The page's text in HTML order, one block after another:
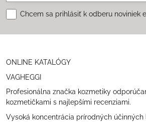
Chcem sa prihlásiť k odberu noviniek
ONLINE KATALÓGY
VAGHEGGI
Profesionálna značka kozmetiky
kozmetičkami s najlepšími recenziami.
Vysoká koncentrácia prírodných